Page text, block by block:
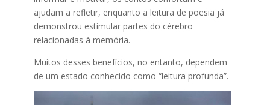
ajudam a refletir, enquanto a leitura de poesia já
demonstrou estimular partes do cérebro
relacionadas à memória.
Muitos desses benefícios, no entanto, dependem
de um estado conhecido como “leitura profunda”.